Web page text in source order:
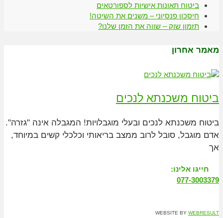
ביטוח תאונות אישיות לספורטאים
חיסכון פנסיוני – משנים את השיטה!
תזמון שוק – שווה את הזמן שלנו?
מאמר אחרון
ביטוח משכנתא לנכים
ביטוח משכנתא לנכים ובעלי מוגבלויות! המגבלה אינה "גזרה".
אדם מוגבל, סובל לרוב ממצב בריאותי וכלכלי קשים במיוחד,
אך
חייגו אלינו:
077-3003379
WEBSITE BY WEBRESULT